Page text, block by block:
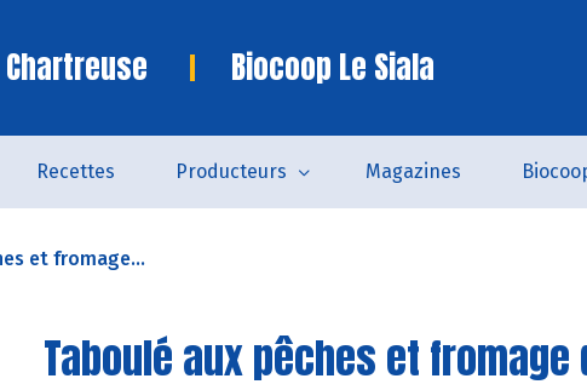
Biocoop Le Siala
Recettes Producteurs Magazines
et fromage...
Taboulé aux pêches et fromage